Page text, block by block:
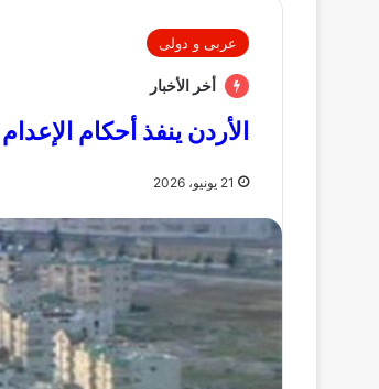
عربى و دولى
أخر الأخبار
الأردن ينفذ أحكام الإعدام بحق 6 مدانين في قضايا
21 يونيو، 2026